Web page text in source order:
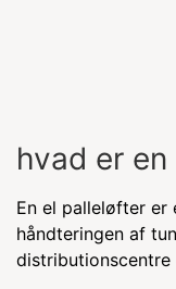
hvad er
En el palleløfter
håndteringen af